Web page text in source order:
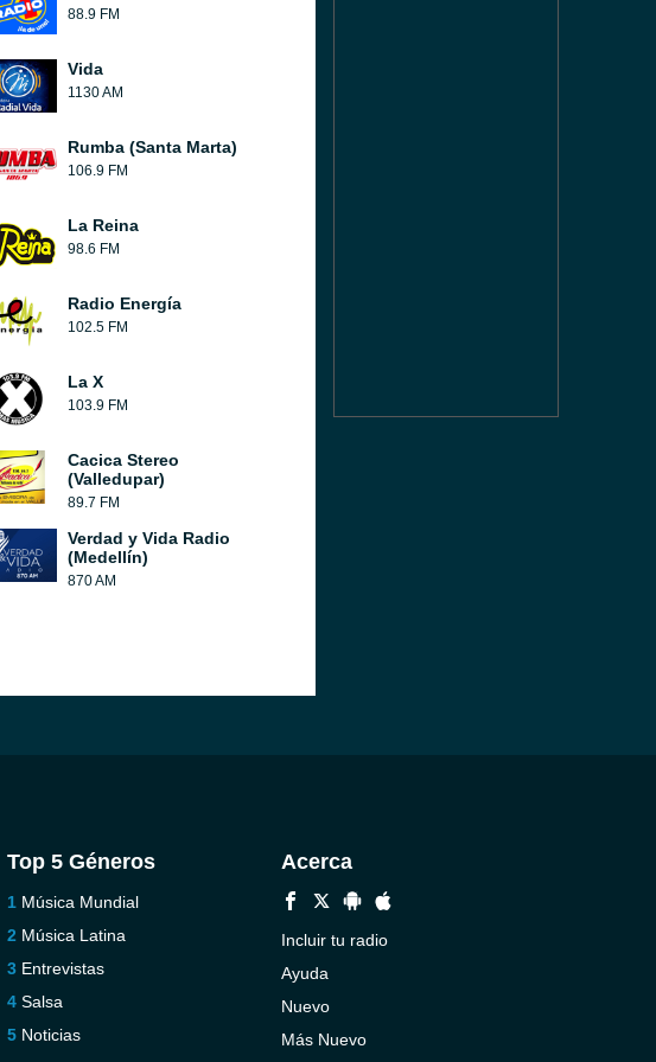
88.9 FM
Vida
1130 AM
Rumba (Santa Marta)
106.9 FM
La Reina
98.6 FM
Radio Energía
102.5 FM
La X
103.9 FM
Cacica Stereo
(Valledupar)
89.7 FM
Verdad y Vida Radio
(Medellín)
870 AM
Top 5 Géneros
Música Mundial
Música Latina
Entrevistas
Salsa
Noticias
Acerca
Incluir tu radio
Ayuda
Nuevo
Más Nuevo